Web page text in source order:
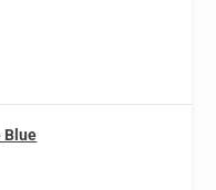
Blue